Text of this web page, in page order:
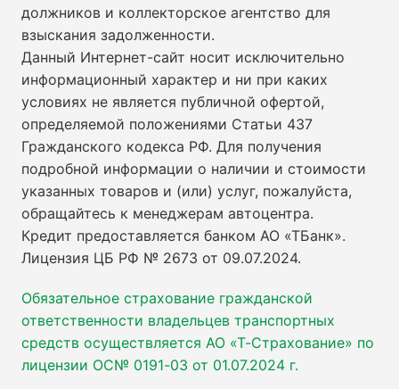
должников и коллекторское агентство для
взыскания задолженности.
Данный Интернет-сайт носит исключительно
информационный характер и ни при каких
условиях не является публичной офертой,
определяемой положениями Статьи 437
Гражданского кодекса РФ. Для получения
подробной информации о наличии и стоимости
указанных товаров и (или) услуг, пожалуйста,
обращайтесь к менеджерам автоцентра.
Кредит предоставляется банком АО «ТБанк».
Лицензия ЦБ РФ № 2673 от 09.07.2024.
Обязательное страхование гражданской
ответственности владельцев транспортных
средств осуществляется АО «Т-Страхование» по
лицензии ОС№ 0191-03 от 01.07.2024 г.